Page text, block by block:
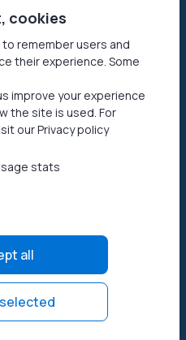
Security
Help center
cookies
remember users and
their experience. Some
improve your experience
the site is used. For
our Privacy policy
stats
all